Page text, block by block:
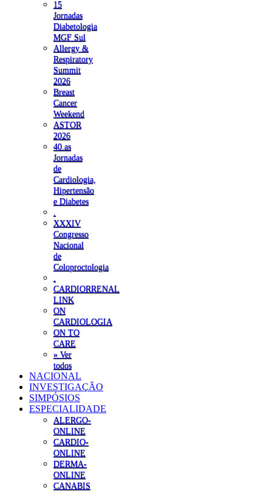
15
Jornadas
Diabetologia
MGF Sul
Allergy &
Respiratory
Summit
2026
Breast
Cancer
Weekend
ASTOR
2026
40.as
Jornadas
de
Cardiologia,
Hipertensão
e Diabetes
XXXIV
Congresso
Nacional
de
Coloproctologia
CARDIORRENAL
LINK
ON
CARDIOLOGIA
ON TO
CARE
» Ver
todos
NACIONAL
INVESTIGAÇÃO
SIMPÓSIOS
ESPECIALIDADE
ALERGO-
ONLINE
CARDIO-
ONLINE
DERMA-
ONLINE
CANABIS